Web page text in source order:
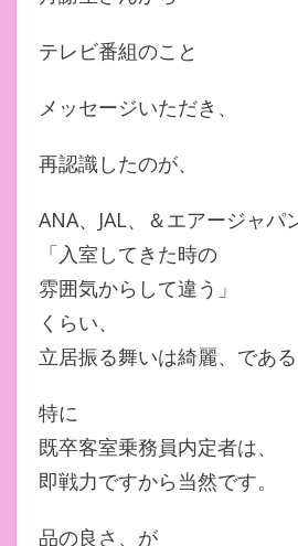
テレビ番組のこと
メッセージいただき、
再認識したのが、
ANA、JAL、＆エアージャパ
「入室してきた時の
雰囲気からして違う」
くらい、
立居振る舞いは綺麗、である
特に
既卒客室乗務員内定者は、
即戦力ですから当然です。
品の良さ、が